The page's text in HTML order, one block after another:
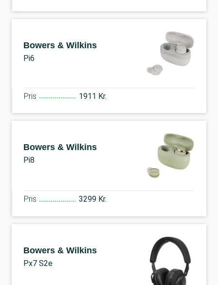
Bowers & Wilkins
Pi6
Pris 1911 Kr.
Bowers & Wilkins
Pi8
Pris 3299 Kr.
Bowers & Wilkins
Px7 S2e